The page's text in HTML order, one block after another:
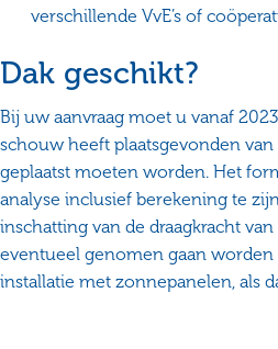
verschillende VvE’s of
Dak geschikt?
Bij uw aanvraag moet u vanaf
schouw heeft plaatsgevonden
geplaatst moeten worden. Het
analyse inclusief berekening te
inschatting van de draagkracht
eventueel genomen gaan
installatie met zonnepanelen, als